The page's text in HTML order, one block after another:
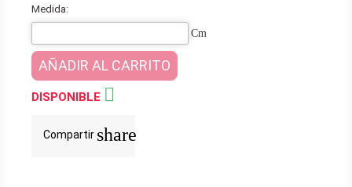
Medida:
Cm
AÑADIR AL CARRITO
DISPONIBLE 
Compartir share